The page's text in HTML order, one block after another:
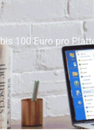
100 Euro pro